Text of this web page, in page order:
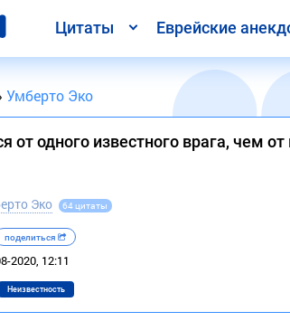
Цитаты Еврейские
Умберто Эко
от одного известного врага, чем
Эко 64 цитаты
поделиться
2020, 12:11
Неизвестность